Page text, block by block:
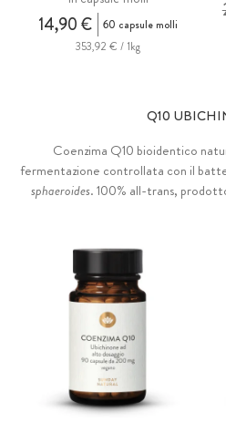
14,90 €
60 capsule molli
353,92 € / 1kg
Q10
Coenzima Q10 bioidentico
fermentazione controllata con il
sphaeroides. 100% all-trans,